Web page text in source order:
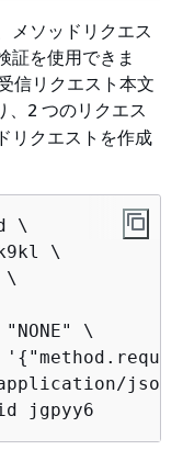
メソッドリクエス
証を使用できま
信リクエスト本文
、2 つのリクエス
リクエストを作成
\
\
\
\
{
jgpyy6